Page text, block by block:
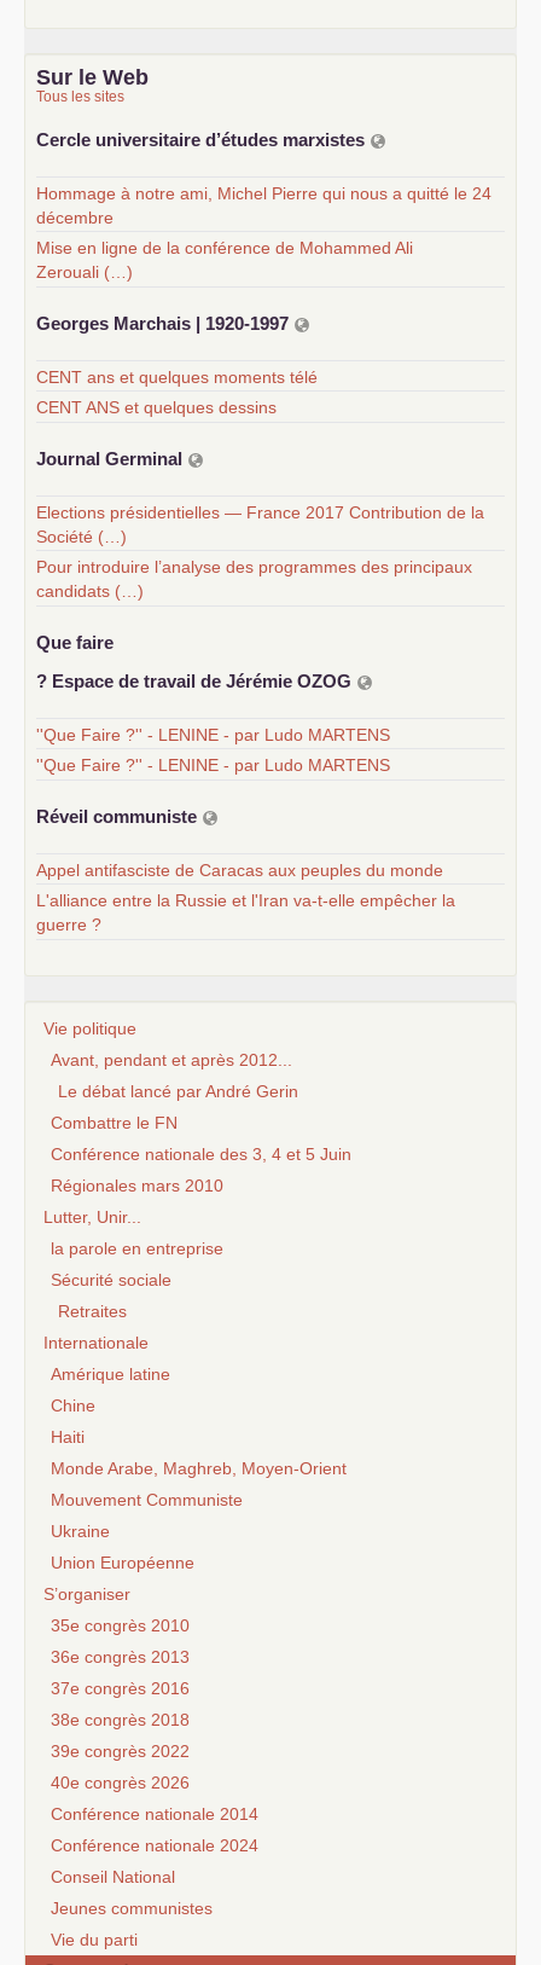
Sur le Web
Tous les sites
Cercle universitaire d’études marxistes
Hommage à notre ami, Michel Pierre qui nous a quitté le 24
décembre
Mise en ligne de la conférence de Mohammed Ali
Zerouali (…)
Georges Marchais | 1920-1997
CENT ans et quelques moments télé
CENT ANS et quelques dessins
Journal Germinal
Elections présidentielles — France 2017 Contribution de la
Société (…)
Pour introduire l’analyse des programmes des principaux
candidats (…)
Que faire
? Espace de travail de Jérémie OZOG
''Que Faire ?'' - LENINE - par Ludo MARTENS
''Que Faire ?'' - LENINE - par Ludo MARTENS
Réveil communiste
Appel antifasciste de Caracas aux peuples du monde
L'alliance entre la Russie et l'Iran va-t-elle empêcher la
guerre ?
Vie politique
Avant, pendant et après 2012...
Le débat lancé par André Gerin
Combattre le FN
Conférence nationale des 3, 4 et 5 Juin
Régionales mars 2010
Lutter, Unir...
la parole en entreprise
Sécurité sociale
Retraites
Internationale
Amérique latine
Chine
Haiti
Monde Arabe, Maghreb, Moyen-Orient
Mouvement Communiste
Ukraine
Union Européenne
S’organiser
35e congrès 2010
36e congrès 2013
37e congrès 2016
38e congrès 2018
39e congrès 2022
40e congrès 2026
Conférence nationale 2014
Conférence nationale 2024
Conseil National
Jeunes communistes
Vie du parti